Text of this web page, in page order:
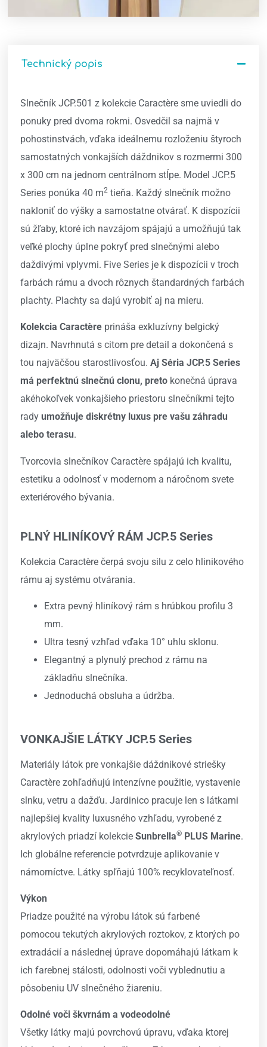
Technický popis
Slnečník JCP.501 z kolekcie Caractère sme uviedli do
ponuky pred dvoma rokmi. Osvedčil sa najmä v
pohostinstvách, vďaka ideálnemu rozloženiu štyroch
samostatných vonkajších dáždnikov s rozmermi 300
x 300 cm na jednom centrálnom stĺpe. Model JCP.5
Series ponúka 40 m2 tieňa. Každý slnečník možno
nakloniť do výšky a samostatne otvárať. K dispozícii
sú žľaby, ktoré ich navzájom spájajú a umožňujú tak
veľké plochy úplne pokryť pred slnečnými alebo
daždivými vplyvmi. Five Series je k dispozícii v troch
farbách rámu a dvoch rôznych štandardných farbách
plachty. Plachty sa dajú vyrobiť aj na mieru.
Kolekcia Caractère prináša exkluzívny belgický
dizajn. Navrhnutá s citom pre detail a dokončená s
tou najväčšou starostlivosťou.Aj Séria JCP.5 Series
má perfektnú slnečnú clonu, preto konečná úprava
akéhokoľvek vonkajšieho priestoru slnečníkmi tejto
radyumožňuje diskrétny luxus pre vašu záhradu
alebo terasu.
Tvorcovia slnečníkov Caractère spájajú ich kvalitu,
estetiku a odolnosť v modernom a náročnom svete
exteriérového bývania.
PLNÝ HLINÍKOVÝ RÁM JCP.5 Series
Kolekcia Caractère čerpá svoju silu z celo hlinikového
rámu aj systému otvárania.
Extra pevný hliníkový rám s hrúbkou profilu 3
mm.
Ultra tesný vzhľad vďaka 10° uhlu sklonu.
Elegantný a plynulý prechod z rámu na
základňu slnečníka.
Jednoduchá obsluha a údržba.
VONKAJŠIE LÁTKY JCP.5 Series
Materiály látok pre vonkajšie dáždnikové striešky
Caractère zohľadňujú intenzívne použitie, vystavenie
slnku, vetru a dažďu. Jardinico pracuje len s látkami
najlepšiej kvality luxusného vzhľadu, vyrobené z
akrylových priadzí kolekcieSunbrella® PLUS Marine.
Ich globálne referencie potvrdzuje aplikovanie v
námorníctve. Látky spľňajú 100% recyklovateľnosť.
Výkon
Priadze použité na výrobu látok sú farbené
pomocou tekutých akrylových roztokov, z ktorých po
extradácií a následnej úprave dopomáhajú látkam k
ich farebnej stálosti, odolnosti voči vyblednutiu a
pôsobeniu UV slnečného žiareniu.
Odolné voči škvrnám a vodeodolné
Všetky látky majú povrchovú úpravu, vďaka ktorej